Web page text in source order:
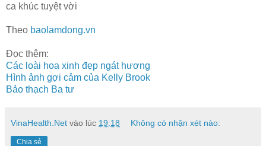
ca khúc tuyệt vời
Theo baolamdong.vn
Đọc thêm:
Các loài hoa xinh đẹp ngát hương
Hình ảnh gợi cảm của Kelly Brook
Bảo thạch Ba tư
VinaHealth.Net vào lúc 19:18 Không có nhận xét nào:
Chia sẻ